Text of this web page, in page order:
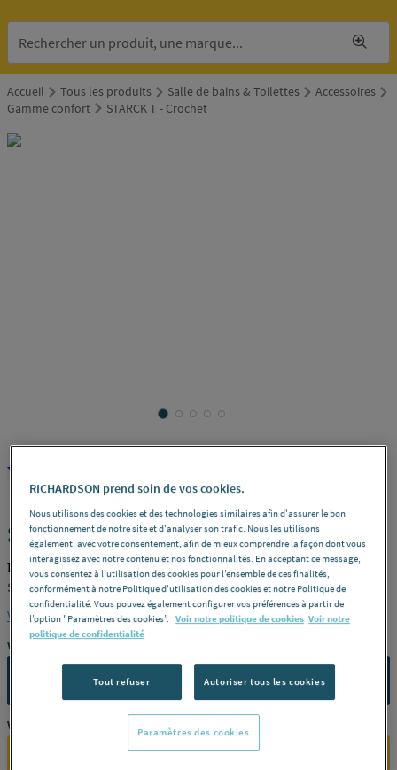
Accueil Tous les produits Salle de bains & Toilettes
Accessoires
Gamme confort
STARCK T - Crochet
STARCK T - Crochet
DURAVIT 0099291000
Starck t -FinitionChrome -Référence0099291000
Voir la description complète
Vous avez un projet ?
CONTACTEZ-NOUS
Vous êtes un professionnel ?
RICHARDSON prend soin de vos cookies.
Nous utilisons des cookies et des technologies similaires afin d'assurer le bon
fonctionnement de notre site et d'analyser son trafic. Nous les utilisons
également, avec votre consentement, afin de mieux comprendre la façon dont vous
interagissez avec notre contenu et nos fonctionnalités. En acceptant ce message,
vous consentez à l’utilisation des cookies pour l’ensemble de ces finalités,
conformément à notre Politique d'utilisation des cookies et notre Politique de
confidentialité. Vous pouvez également configurer vos préférences à partir de
l’option "Paramètres des cookies”. Voir notre politique de cookies Voir notre
politique de confidentialité
Tout refuser Autoriser tous les cookies
Paramètres des cookies